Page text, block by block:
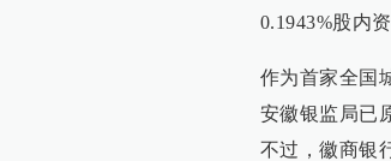
0.1943%股内资
作为首家全国
安徽银监局已
不过，徽商银